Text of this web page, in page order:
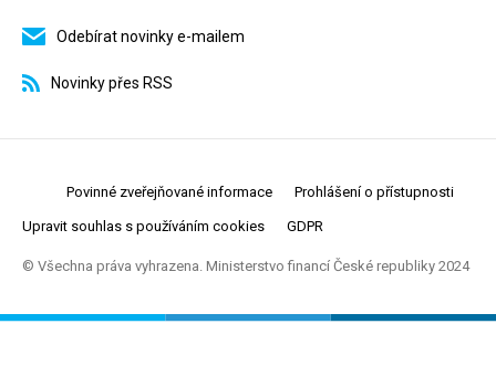
Odebírat novinky e-mailem
Novinky přes RSS
Povinné zveřejňované informace Prohlášení o přístupnosti
Upravit souhlas s používáním cookies GDPR
© Všechna práva vyhrazena. Ministerstvo financí České republiky 2024